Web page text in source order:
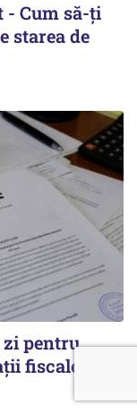
- Cum să-ți
starea de
zi pentru
fiscale